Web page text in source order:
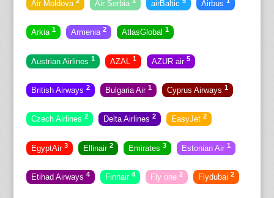
Air Moldova Air Serbia airBaltic Airbus
Arkia 1 Armenia 2 AtlasGlobal 1
Austrian Airlines 1 AZAL 1 AZUR air 5
British Airways 2 Bulgaria Air 1 Cyprus Airways 1
Czech Airlines 2 Delta Airlines 2 EasyJet 2
EgyptAir 3 Ellinair 2 Emirates 3 Estonian Air 1
Etihad Airways 4 Finnair 4 Fly one 2 Flydubai 2